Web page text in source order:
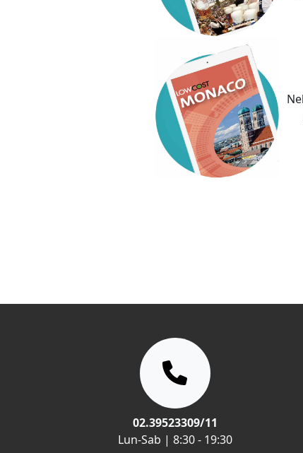
02.39523309/11
Lun-Sab | 8:30 - 19:30